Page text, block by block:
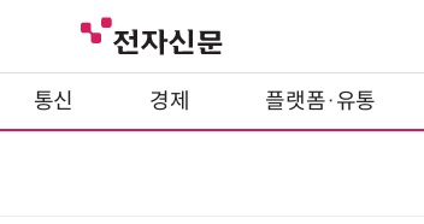
통신 경제 플랫폼·유통